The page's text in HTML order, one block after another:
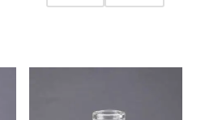
producto
hasta